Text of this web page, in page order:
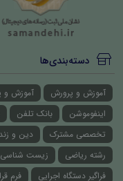
دسته‌بندی‌ها
آموزش و پرورش آموزش
اینفوموشن
بانک تلفن
تخصصی مشترک
دین و
رشته ریاضی
زیست شناسی
فراگیر دستگاه اجرایی
فرم